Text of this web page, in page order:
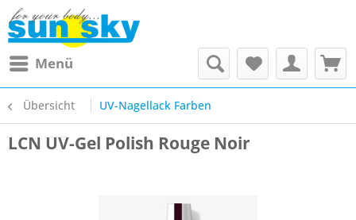
Menü
Übersicht UV-Nagellack Farben
LCN UV-Gel Polish Rouge Noir